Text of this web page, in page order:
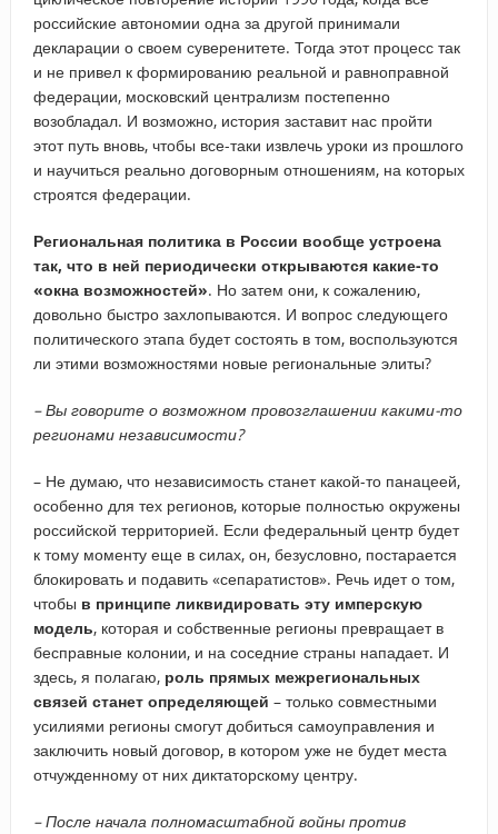
российские автономии одна за другой принимали
декларации о своем суверенитете. Тогда этот процесс так
и не привел к формированию реальной и равноправной
федерации, московский централизм постепенно
возобладал. И возможно, история заставит нас пройти
этот путь вновь, чтобы все-таки извлечь уроки из прошлого
и научиться реально договорным отношениям, на которых
строятся федерации.
Региональная политика в России вообще устроена
так, что в ней периодически открываются какие-то
«окна возможностей». Но затем они, к сожалению,
довольно быстро захлопываются. И вопрос следующего
политического этапа будет состоять в том, воспользуются
ли этими возможностями новые региональные элиты?
– ​Вы говорите о возможном провозглашении какими-то
регионами независимости?
– Не думаю, что независимость станет какой-то панацеей,
особенно для тех регионов, которые полностью окружены
российской территорией. Если федеральный центр будет
к тому моменту еще в силах, он, безусловно, постарается
блокировать и подавить «сепаратистов». Речь идет о том,
чтобы в принципе ликвидировать эту имперскую
модель, которая и собственные регионы превращает в
бесправные колонии, и на соседние страны нападает. И
здесь, я полагаю, роль прямых межрегиональных
связей станет определяющей – только совместными
усилиями регионы смогут добиться самоуправления и
заключить новый договор, в котором уже не будет места
отчужденному от них диктаторскому центру.
– ​После начала полномасштабной войны против